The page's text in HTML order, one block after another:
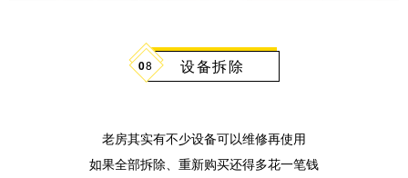
08 设备拆除
老房其实有不少设备可以维修再使用
如果全部拆除、重新购买还得多花一笔钱